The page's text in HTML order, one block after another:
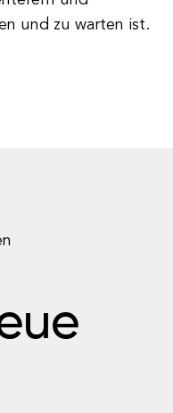
und zu warten ist.